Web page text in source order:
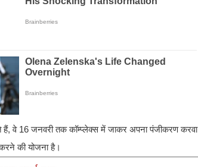
हैं, वे 16 जनवरी तक कॉम्प्लेक्स में जाकर अपना पंजीकरण करवा
की योजना है।